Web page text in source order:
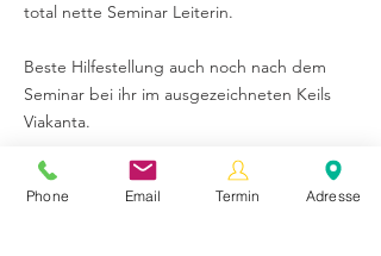
total nette Seminar Leiterin.
Beste Hilfestellung auch noch nach dem
Seminar bei ihr im ausgezeichneten Keils
Viakanta.
Ich und wir von Verein werden ganz sicher
eine weitere Veranstaltung beim Keils
Phone Email Termin Adresse